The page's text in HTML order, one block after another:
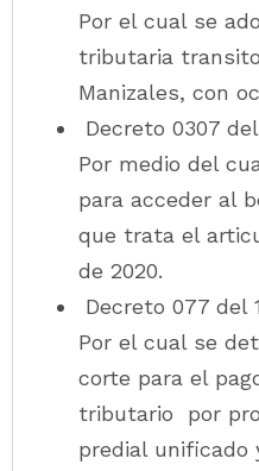
Por el cual se
tributaria
Manizales, con
Decreto 0307
Por medio del
para acceder al
que trata el
de 2020.
Decreto 077 del
Por el cual se
corte para el
tributario por
predial unificado